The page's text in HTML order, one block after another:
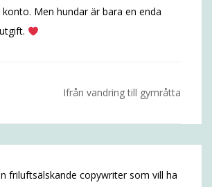
Men hundar är bara en enda
Ifrån vandring till gymråtta
friluftsälskande copywriter som vill ha